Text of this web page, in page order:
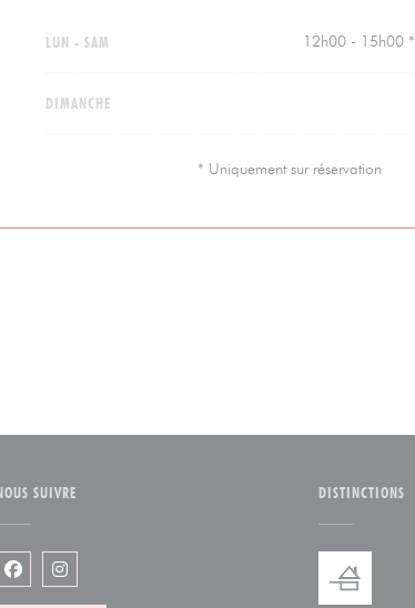
LUN -SAM 12h00 - 15h00 *
DIMANCHE
* Uniquement sur réservation
SUIVRE
Facebook ((ouvre une nouvelle fenêtre))
Instagram ((ouvre une nouvelle fenêtre))
DISTINCTIONS